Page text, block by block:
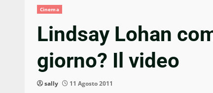
Cinema
Lindsay Lohan
giorno? Il video
sally 11 Agosto 2011